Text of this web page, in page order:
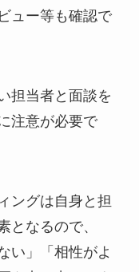
ュー等も確認で
担当者と面談を
注意が必要で
ングは自身と担
となるので、
い」「相性がよ